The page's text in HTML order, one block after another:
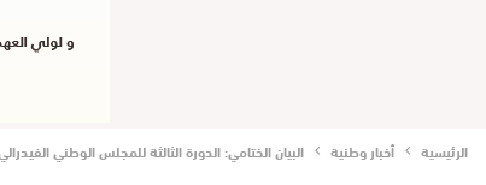
الرئيسية أخبار وطنية البيان الختامي: الدورة الثالثة للمجلس الوطني